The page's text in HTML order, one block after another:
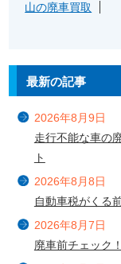
山の廃車買取
最新の記事
2026年8月9日
走行不能な車の
ト
2026年8月8日
自動車税がくる
2026年8月7日
廃車前チェック